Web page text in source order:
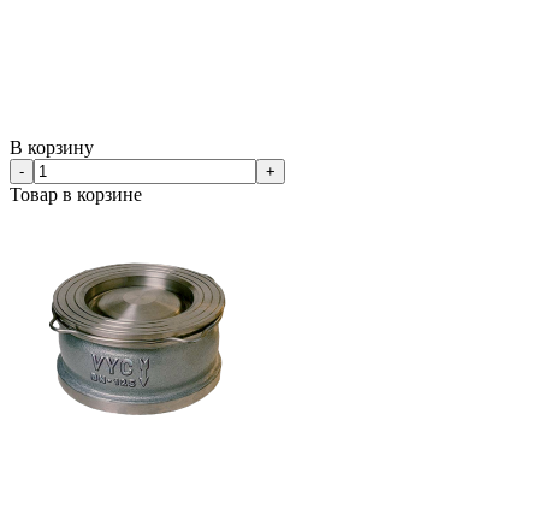
В корзину
- +
Товар в корзине